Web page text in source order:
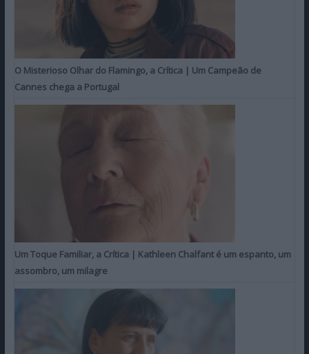
O Misterioso Olhar do Flamingo, a Crítica | Um Campeão de
Cannes chega a Portugal
Um Toque Familiar, a Crítica | Kathleen Chalfant é um espanto, um
assombro, um milagre